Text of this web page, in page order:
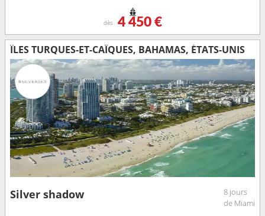
dès 4 450 €
ÎLES TURQUES-ET-CAÏQUES, BAHAMAS, ÉTATS-UNIS
Silver shadow
8 jours
de Miami